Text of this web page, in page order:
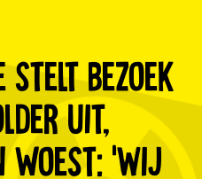
stelt bezoek
uit,
‘Wij